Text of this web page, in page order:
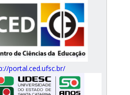
portal.ced.ufsc.br/